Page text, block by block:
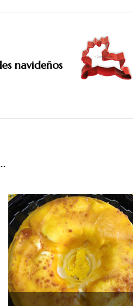
navideños